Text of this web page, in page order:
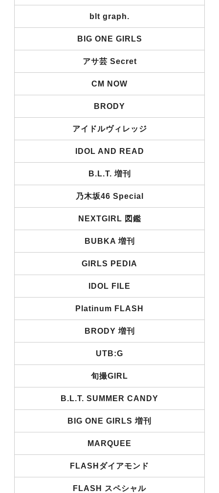
blt graph.
BIG ONE GIRLS
アサ芸 Secret
CM NOW
BRODY
アイドルヴィレッジ
IDOL AND READ
B.L.T. 増刊
乃木坂46 Special
NEXTGIRL 図鑑
BUBKA 増刊
GIRLS PEDIA
IDOL FILE
Platinum FLASH
BRODY 増刊
UTB:G
旬撮GIRL
B.L.T. SUMMER CANDY
BIG ONE GIRLS 増刊
MARQUEE
FLASHダイアモンド
FLASH スペシャル